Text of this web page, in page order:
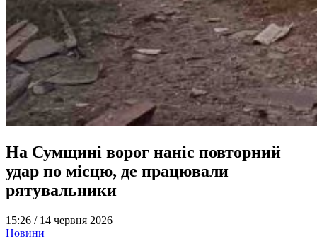
На Сумщині ворог наніс повторний
удар по місцю, де працювали
рятувальники
15:26 / 14 червня 2026
Новини